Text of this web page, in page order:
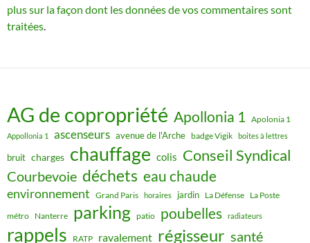
plus sur la façon dont les données de vos commentaires sont
traitées.
AG de copropriété Apollonia 1 Apolonia 1
Appollonia 1 ascenseurs avenue de l'Arche badge Vigik boites à lettres
bruit charges chauffage colis Conseil Syndical
Courbevoie déchets eau chaude
environnement Grand Paris horaires jardin La Défense La Poste
métro Nanterre parking patio poubelles radiateurs
rappels RATP ravalement régisseur santé